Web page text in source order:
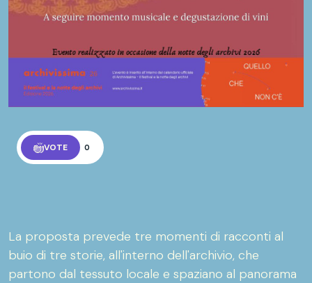
VOTE 0
La proposta prevede tre momenti di racconti al
buio di tre storie, all'interno dell'archivio, che
partono dal tessuto locale e spaziano al panorama